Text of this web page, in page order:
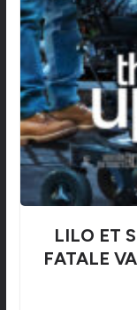
LILO ET
FATALE